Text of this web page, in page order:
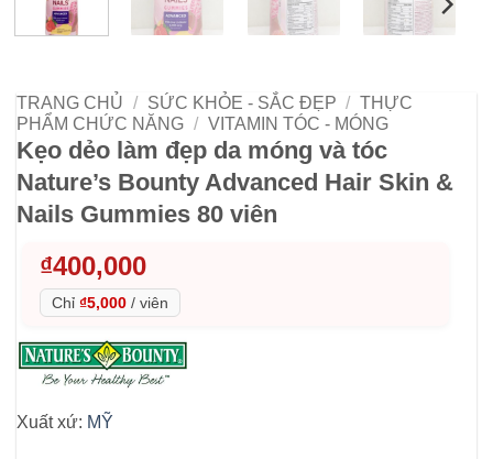
TRANG CHỦ / SỨC KHỎE - SẮC ĐẸP / THỰC
PHẨM CHỨC NĂNG / VITAMIN TÓC - MÓNG
Kẹo dẻo làm đẹp da móng và tóc
Nature’s Bounty Advanced Hair Skin &
Nails Gummies 80 viên
₫400,000
Chỉ ₫5,000 / viên
Xuất xứ: MỸ